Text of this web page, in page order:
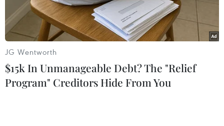
2023.
JG Wentworth
$15k In Unmanageable Debt? The "Relief
Program" Creditors Hide From You